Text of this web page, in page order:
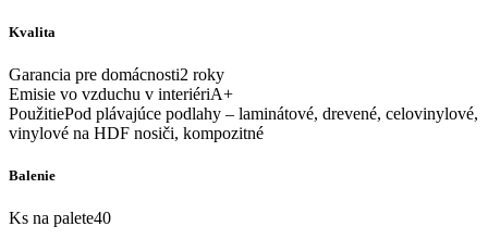
Kvalita
Garancia pre domácnosti2 roky
Emisie vo vzduchu v interiériA+
PoužitiePod plávajúce podlahy – laminátové, drevené, celovinylové,
vinylové na HDF nosiči, kompozitné
Balenie
Ks na palete40